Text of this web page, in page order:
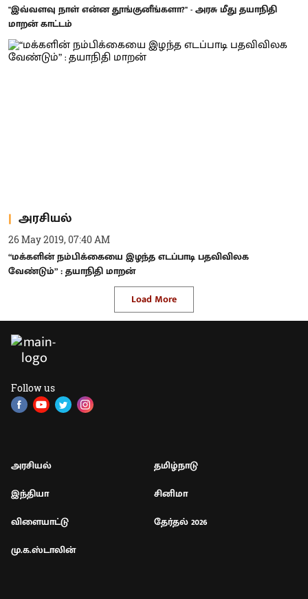
''இவ்வளவு நாள் என்ன தூங்குனீங்களா?'' - அரசு மீது தயாநிதி
மாறன் காட்டம்
அரசியல்
26 May 2019, 07:40 AM
“மக்களின் நம்பிக்கையை இழந்த எடப்பாடி பதவிவிலக
வேண்டும்” : தயாநிதி மாறன்
Load More
Follow us
அரசியல்
தமிழ்நாடு
இந்தியா
சினிமா
விளையாட்டு
தேர்தல் 2026
மு.க.ஸ்டாலின்